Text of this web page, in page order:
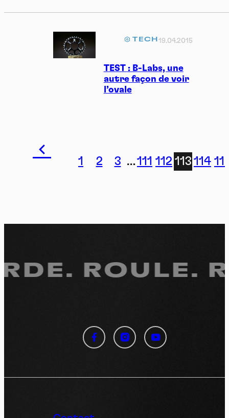
TEST : B-Labs, une
autre façon de voir
l’ovale
TECH19.04.2015
1 2 3 …111 112 113 114
ROULE.
Panneau de gestion des